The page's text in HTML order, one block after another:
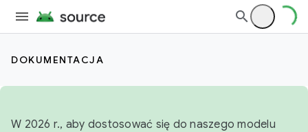
DOKUMENTACJA
W 2026 r., aby dostosować się do naszego modelu